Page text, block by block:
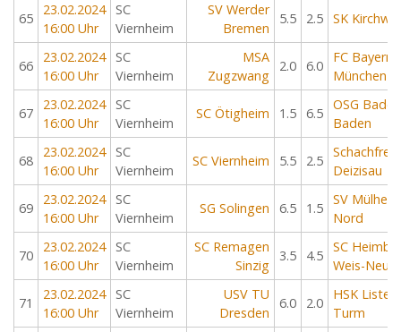
65
23.02.2024
16:00 Uhr
SC
Viernheim
SV Werder
Bremen
5.5 2.5 SK
66
23.02.2024
16:00 Uhr
SC
Viernheim
MSA
Zugzwang
2.0 6.0
FC Bayern
München
67
23.02.2024
16:00 Uhr
SC
Viernheim
SC Ötigheim 1.5 6.5
OSG
Baden
68
23.02.2024
16:00 Uhr
SC
Viernheim
SC Viernheim 5.5 2.5
Deizisau
69
23.02.2024
16:00 Uhr
SC
Viernheim
SG Solingen 6.5 1.5
SV Mülheim
Nord
70
23.02.2024
16:00 Uhr
SC
Viernheim
SC Remagen
Sinzig
3.5 4.5
SC
Weis-
71
23.02.2024
16:00 Uhr
SC
Viernheim
USV TU
Dresden
6.0 2.0
HSK Lister
Turm